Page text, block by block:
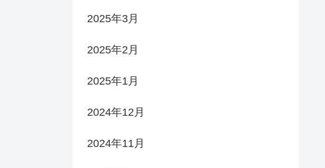
2025年3月
2025年2月
2025年1月
2024年12月
2024年11月